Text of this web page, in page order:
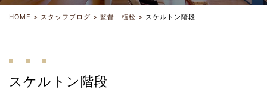
HOME スタッフブログ 監督 植松 スケルトン階段
スケルトン階段